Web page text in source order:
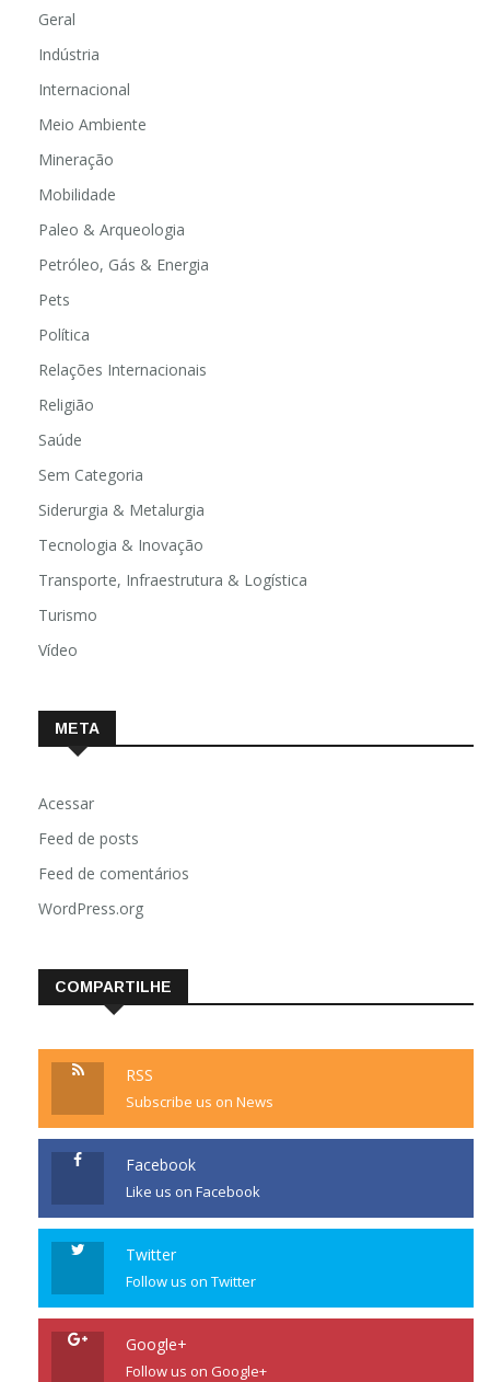
Geral
Indústria
Internacional
Meio Ambiente
Mineração
Mobilidade
Paleo & Arqueologia
Petróleo, Gás & Energia
Pets
Política
Relações Internacionais
Religião
Saúde
Sem Categoria
Siderurgia & Metalurgia
Tecnologia & Inovação
Transporte, Infraestrutura & Logística
Turismo
Vídeo
META
Acessar
Feed de posts
Feed de comentários
WordPress.org
COMPARTILHE
RSS
Subscribe us on News
Facebook
Like us on Facebook
Twitter
Follow us on Twitter
Google+
Follow us on Google+